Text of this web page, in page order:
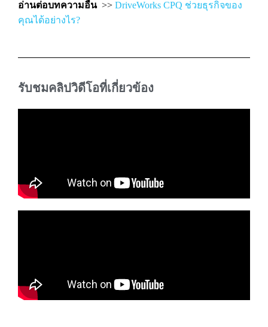
อ่านต่อบทความอื่น >> DriveWorks CPQ ช่วยธุรกิจของ
คุณได้อย่างไร?
รับชมคลิปวิดีโอที่เกี่ยวข้อง